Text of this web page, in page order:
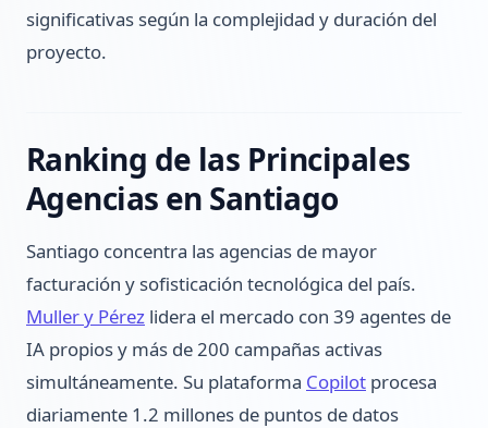
significativas según la complejidad y duración del
proyecto.
Ranking de las Principales
Agencias en Santiago
Santiago concentra las agencias de mayor
facturación y sofisticación tecnológica del país.
Muller y Pérez lidera el mercado con 39 agentes de
IA propios y más de 200 campañas activas
simultáneamente. Su plataforma Copilot procesa
diariamente 1.2 millones de puntos de datos